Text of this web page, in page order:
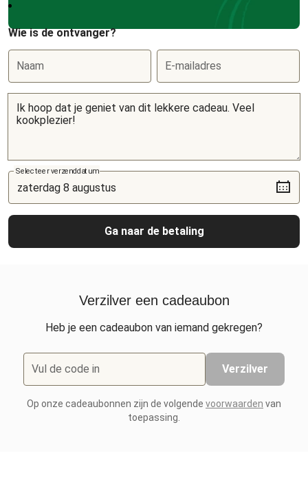
Wie is de ontvanger?
Naam E-mailadres
Selecteer verzenddatum
Ga naar de betaling
Verzilver een cadeaubon
Heb je een cadeaubon van iemand gekregen?
Vul de code in Verzilver
Op onze cadeaubonnen zijn de volgende voorwaarden van
toepassing.